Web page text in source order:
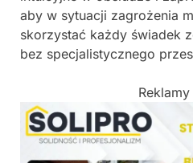
aby w sytuacji zagrożenia
skorzystać każdy świadek
bez specjalistycznego
Reklamy